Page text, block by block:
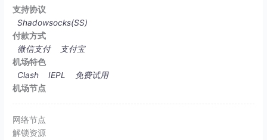
支持协议
Shadowsocks(SS)
付款方式
微信支付
支付宝
机场特色
Clash
IEPL
免费试用
机场节点
网络节点
解锁资源